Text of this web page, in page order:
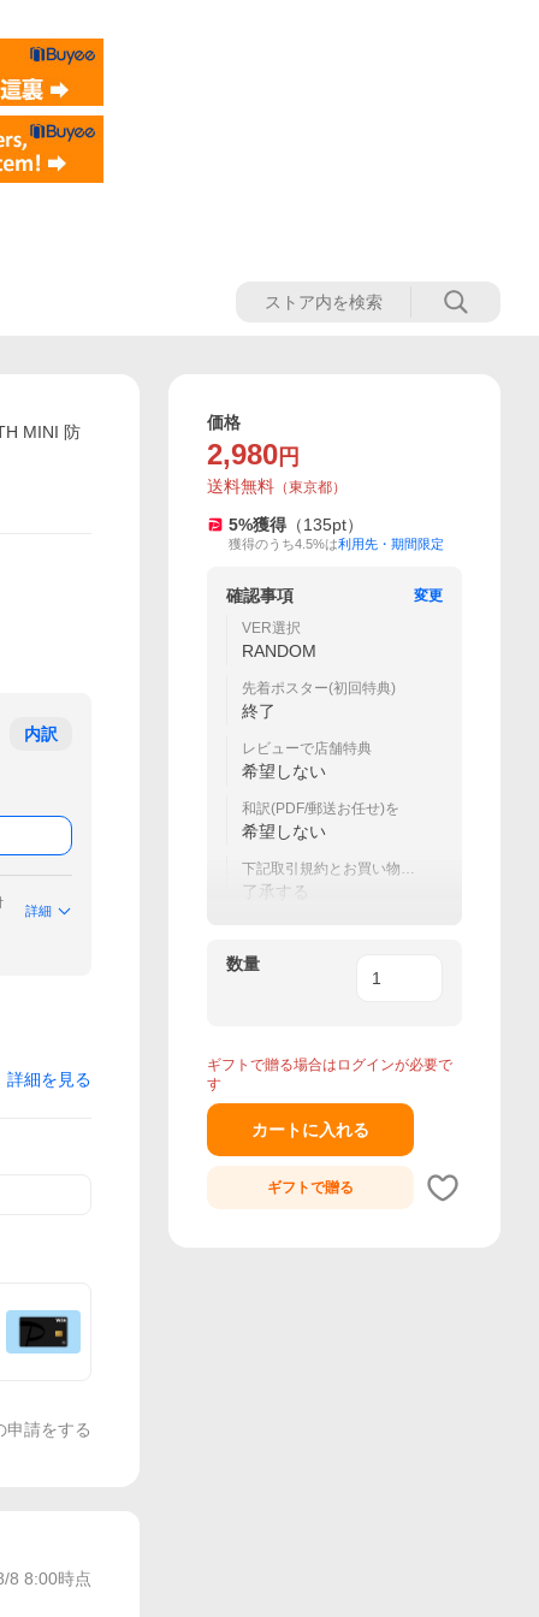
MINI 防
内訳
詳細
詳細を見る
申請をする
8 8:00時点
価格
2,980 円
送料無料 （東京都）
5%獲得 （135pt）
獲得のうち4.5%は利用先・期間限定
確認事項
変更
VER選択
RANDOM
先着ポスター(初回特典)
終了
レビューで店舗特典
希望しない
和訳(PDF/郵送お任せ)を
希望しない
下記取引規約とお買い物ガ
イド規定を
了承する
数量
ギフトで贈る場合はログインが必要で
す
カートに入れる
ギフトで贈る